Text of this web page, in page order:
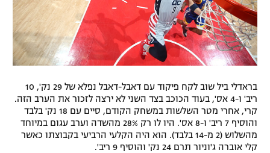
בראדלי ביל שוב לקח פיקוד עם דאבל-דאבל נפלא של 29 נק', 10
ריב' ו-4 אס', בעוד הכוכב בצד השני לא ירצה לזכור את הערב הזה.
קרי, אחרי מטר השלשות במשחק הקודם, סיים עם 18 נק' בלבד
והוסיף 7 ריב' ו-8 אס'. היו לו רק 28% מהשדה וערב עגום במיוחד
מהשלוש (2 מ-14 בלבד). הוא היה הקלעי הרביעי בקבוצתו כאשר
קלי אוברה ג'וניור תרם 24 נק' והוסיף 9 ריב'.